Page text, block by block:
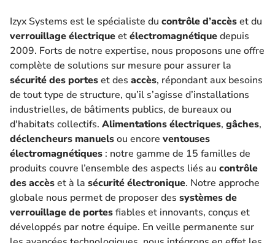
Izyx Systems est le spécialiste du contrôle d’accèset du
verrouillage électriqueetélectromagnétiquedepuis
2009. Forts de notre expertise, nous proposons une offre
complète de solutions sur mesure pour assurer la
sécurité des porteset des accès, répondant aux besoins
de tout type de structure, qu’il s’agisse d’installations
industrielles, de bâtiments publics, de bureaux ou
d'habitats collectifs. Alimentations électriques, gâches,
déclencheurs manuelsou encore ventouses
électromagnétiques : notre gamme de 15 familles de
produits couvre l’ensemble des aspects liés au contrôle
des accèset à la sécurité électronique. Notre approche
globale nous permet de proposer des systèmes de
verrouillage de portesfiables et innovants, conçus et
développés par notre équipe. En veille permanente sur